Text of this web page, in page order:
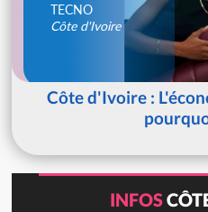
TECNO
Côte d'Ivoire
Côte d'Ivoire :
INFOS